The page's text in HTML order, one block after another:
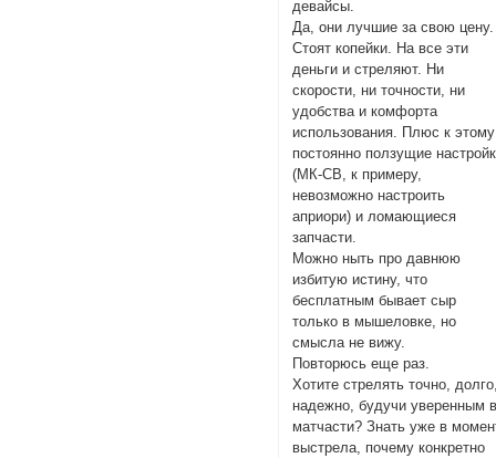
девайсы.
Да, они лучшие за свою цену.
Стоят копейки. На все эти
деньги и стреляют. Ни
скорости, ни точности, ни
удобства и комфорта
использования. Плюс к этому
постоянно ползущие
(МК-СВ, к примеру,
невозможно настроить
априори) и ломающиеся
запчасти.
Можно ныть про давнюю
избитую истину, что
бесплатным бывает сыр
только в мышеловке, но
смысла не вижу.
Повторюсь еще раз.
Хотите стрелять точно,
надежно, будучи уверенным
матчасти? Знать уже в
выстрела, почему конкретно